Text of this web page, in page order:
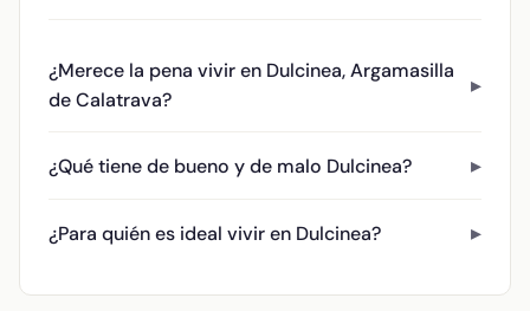
¿Merece la pena vivir en Dulcinea, Argamasilla
de Calatrava?
¿Qué tiene de bueno y de malo Dulcinea?
¿Para quién es ideal vivir en Dulcinea?